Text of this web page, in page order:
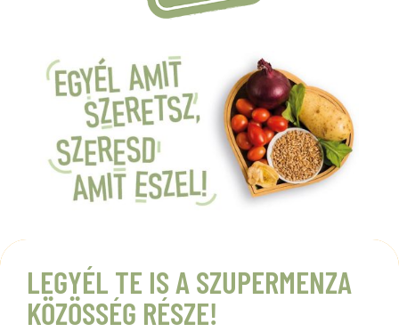
LEGYÉL TE IS A SZUPERMENZA
KÖZÖSSÉG RÉSZE!